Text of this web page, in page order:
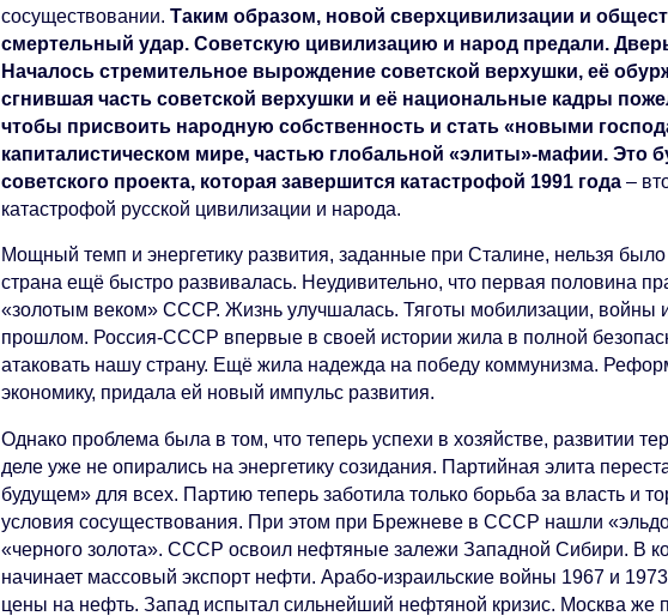
сосуществовании.Таким образом, новой сверхцивилизации и
смертельный удар. Советскую цивилизацию и народ предали.
Началось стремительное вырождение советской верхушки, её
сгнившая часть советской верхушки и её национальные кадры
чтобы присвоить народную собственность и стать «новыми
капиталистическом мире, частью глобальной «элиты»-мафии. Это
советского проекта, которая завершится катастрофой 1991 года –
катастрофой русской цивилизации и народа.
Мощный темп и энергетику развития, заданные при Сталине, нельзя
страна ещё быстро развивалась. Неудивительно, что первая половина
«золотым веком» СССР. Жизнь улучшалась. Тяготы мобилизации, войны
прошлом. Россия-СССР впервые в своей истории жила в полной
атаковать нашу страну. Ещё жила надежда на победу коммунизма.
экономику, придала ей новый импульс развития.
Однако проблема была в том, что теперь успехи в хозяйстве, развитии
деле уже не опирались на энергетику созидания. Партийная элита
будущем» для всех. Партию теперь заботила только борьба за власть и
условия сосуществования. При этом при Брежневе в СССР нашли
«черного золота». СССР освоил нефтяные залежи Западной Сибири. В
начинает массовый экспорт нефти. Арабо-израильские войны 1967 и 1973
цены на нефть. Запад испытал сильнейший нефтяной кризис. Москва же